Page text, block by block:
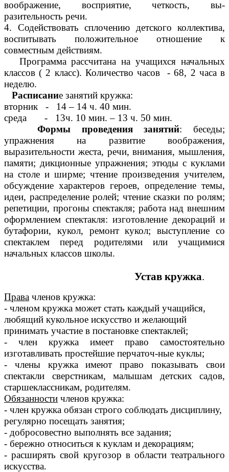
воображение, восприятие, четкость, вы-
разительность речи.
4. Содействовать сплочению детского коллектива,
воспитывать положительное отношение к
совместным действиям.
Программа рассчитана на учащихся начальных
классов ( 2 класс). Количество часов - 68, 2 часа в
неделю.
Расписание занятий кружка:
вторник - 14 – 14 ч. 40 мин.
среда - 13ч. 10 мин. – 13 ч. 50 мин.
Формы проведения занятий: беседы;
упражнения на развитие воображения,
выразительности жеста, речи, внимания, мышления,
памяти; дикционные упражнения; этюды с куклами
на столе и ширме; чтение произведения учителем,
обсуждение характеров героев, определение темы,
идеи, распределение ролей; чтение сказки по ролям;
репетиции, прогоны спектакля; работа над внешним
оформлением спектакля: изготовление декораций и
бутафории, кукол, ремонт кукол; выступление со
спектаклем перед родителями или учащимися
начальных классов школы.
Устав кружка.
Права членов кружка:
- членом кружка может стать каждый учащийся,
любящий кукольное искусство и желающий
принимать участие в постановке спектаклей;
- член кружка имеет право самостоятельно
изготавливать простейшие перчаточ-ные куклы;
- члены кружка имеют право показывать свои
спектакли сверстникам, малышам детских садов,
старшеклассникам, родителям.
Обязанности членов кружка:
- член кружка обязан строго соблюдать дисциплину,
регулярно посещать занятия;
- добросовестно выполнять все задания;
- бережно относиться к куклам и декорациям;
- расширять свой кругозор в области театрального
искусства.